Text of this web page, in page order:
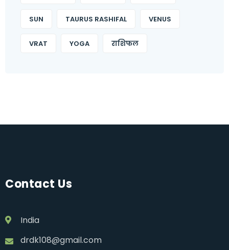
SUN TAURUS RASHIFAL VENUS
VRAT YOGA राशिफल
Contact Us
India
drdk108@gmail.com